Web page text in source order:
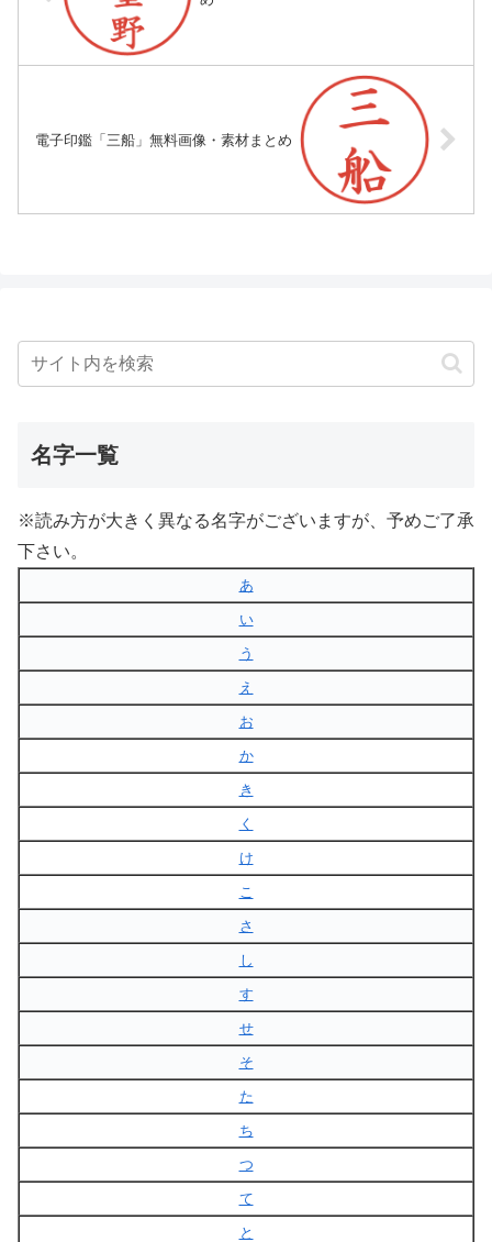
電子印鑑「三船」無料画像・素材まとめ
名字一覧
※読み方が大きく異なる名字がございますが、予めご了承
下さい。
あ
い
う
え
お
か
き
く
け
こ
さ
し
す
せ
そ
た
ち
つ
て
と